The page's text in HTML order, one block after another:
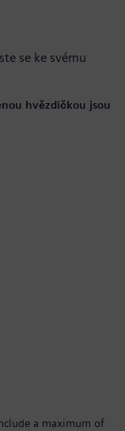
se ke svému
hvězdičkou jsou
a maximum of